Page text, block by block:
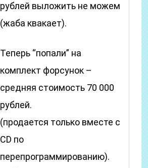
рублей выложить не можем
(жаба квакает).
Теперь “попали” на
комплект форсунок –
средняя стоимость 70 000
рублей.
(продается только вместе с
CD по
перепрограммированию).